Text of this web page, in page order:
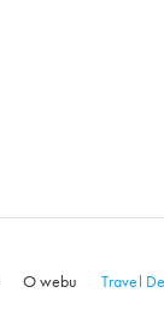
O webu Travel